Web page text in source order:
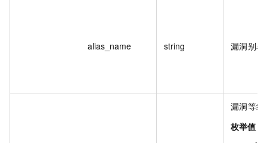
alias_name string 漏洞别名
漏洞等级
枚举值：